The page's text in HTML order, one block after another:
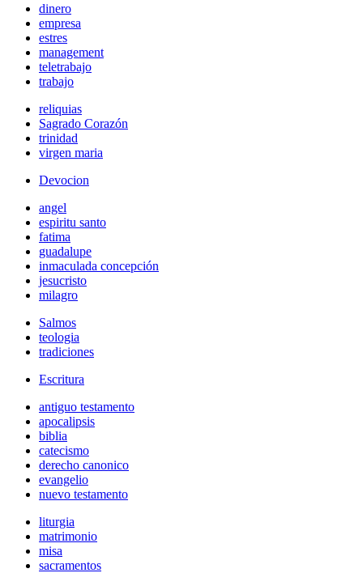
dinero
empresa
estres
management
teletrabajo
trabajo
reliquias
Sagrado Corazón
trinidad
virgen maria
Devocion
angel
espiritu santo
fatima
guadalupe
inmaculada concepción
jesucristo
milagro
Salmos
teologia
tradiciones
Escritura
antiguo testamento
apocalipsis
biblia
catecismo
derecho canonico
evangelio
nuevo testamento
liturgia
matrimonio
misa
sacramentos